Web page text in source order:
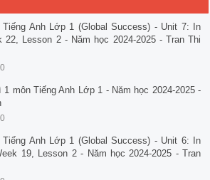
Tiếng Anh Lớp 1 (Global Success) - Unit 7: In
22, Lesson 2 - Năm học 2024-2025 - Tran Thi
0
môn Tiếng Anh Lớp 1 - Năm học 2024-2025 -
0
Tiếng Anh Lớp 1 (Global Success) - Unit 6: In
19, Lesson 2 - Năm học 2024-2025 - Tran